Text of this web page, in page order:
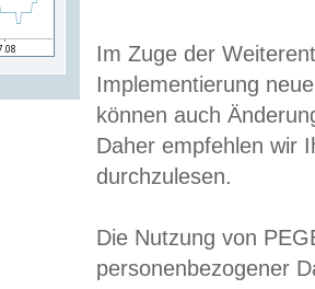
Im Zuge der
Implementierung
können auch
Daher empfehlen wir
durchzulesen.
Die Nutzung von
personenbezogener